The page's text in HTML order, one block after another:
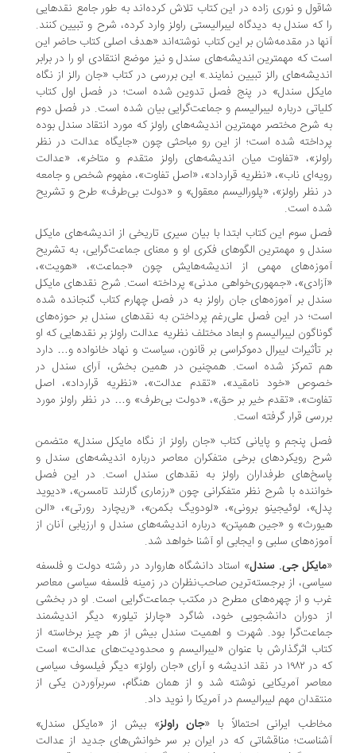
و نوری زاده در این کتاب تلاش کرده‌اند به طور جامع نقدهایی
که سندل به دیدگاه لیبرالیستی راولز وارد کرده، شرح و تبیین کنند.
در مقدمه‌شان بر این کتاب نوشته‌اند «هدف اصلی کتاب حاضر این
که مهمترین اندیشه‌های سندل و نیز موضع انتقادی او را در برابر
رالز تبیین نمایند.» این بررسی در کتاب «جان رالز از نگاه
سندل» در پنج فصل تدوین شده است؛ در فصل اول کتاب
درباره لیبرالیسم و جماعت‌گرایی بیان شده است. در فصل دوم
شرح مختصر مهمترین اندیشه‌های راولز که مورد انتقاد سندل بوده
شده است؛ از این رو مباحثی چون «جایگاه عدالت در نظر
«تفاوت میان اندیشه‌های راولز متقدم و متاخر»، «عدالت
ناب»، «نظریه قرارداد»، «اصل تفاوت»، مفهوم شخص و جامعه
نظر راولز»، «پلورالیسم معقول» و «دولت بی‌طرف» طرح و تشریح
است.
سوم این کتاب ابتدا با بیان سیری تاریخی از اندیشه‌های مایکل
و مهمترین الگوهای فکری او و معنای جماعت‌گرایی، به تشریح
مهمی از اندیشه‌هایش چون «جماعت»، «هویت»،
«جمهوری‌خواهی مدنی» پرداخته است. شرح نقدهای مایکل
بر آموزه‌های جان راولز به در فصل چهارم کتاب گنجانده شده
در این فصل علی‌رغم پرداختن به نقدهای سندل بر حوزه‌های
لیبرالیسم و ابعاد مختلف نظریه عدالت راولز بر نقدهایی که او
تأثیرات لیبرال دموکراسی بر قانون، سیاست و نهاد خانواده و… دارد
تمرکز شده است. همچنین در همین بخش، آرای سندل در
«خود نامقید»، «تقدم عدالت»، «نظریه قرارداد»، اصل
«تقدم خیر بر حق»، «دولت بی‌طرف» و… در نظر راولز مورد
قرار گرفته است.
پنجم و پایانی کتاب «جان راولز از نگاه مایکل سندل» متضمن
رویکردهای برخی متفکران معاصر درباره اندیشه‌های سندل و
طرفداران راولز به نقدهای سندل است. در این فصل
با شرح نظر متفکرانی چون «رزماری گارلند تامسن»، «دیوید
لوئیجینو برونی»، «لودویگ بکمن»، «ریچارد رورتی»، «الن
و «جین همپتن» درباره اندیشه‌های سندل و ارزیابی آنان از
سلبی و ایجابی او آشنا خواهد شد.
مایکل جی. سندل » استاد دانشگاه هاروارد در رشته دولت و فلسفه
از برجسته‌ترین صاحب‌نظران در زمینه فلسفه سیاسی معاصر
و از چهره‌های مطرح در مکتب جماعت‌گرایی است. او در بخشی
دوران دانشجویی خود، شاگرد «چارلز تیلور» دیگر اندیشمند
بود. شهرت و اهمیت سندل بیش از هر چیز برخاسته از
اثرگذارش با عنوان «لیبرالیسم و محدودیت‌های عدالت» است
که در ۱۹۸۲ در نقد اندیشه و آرای «جان راولز» دیگر فیلسوف سیاسی
آمریکایی نوشته شد و از همان هنگام، سربرآوردن یکی از
مهم لیبرالیسم در آمریکا را نوید داد.
ایرانی احتمالاً با «جان راولز» بیش از «مایکل سندل»
مناقشاتی که در ایران بر سر خوانش‌های جدید از عدالت